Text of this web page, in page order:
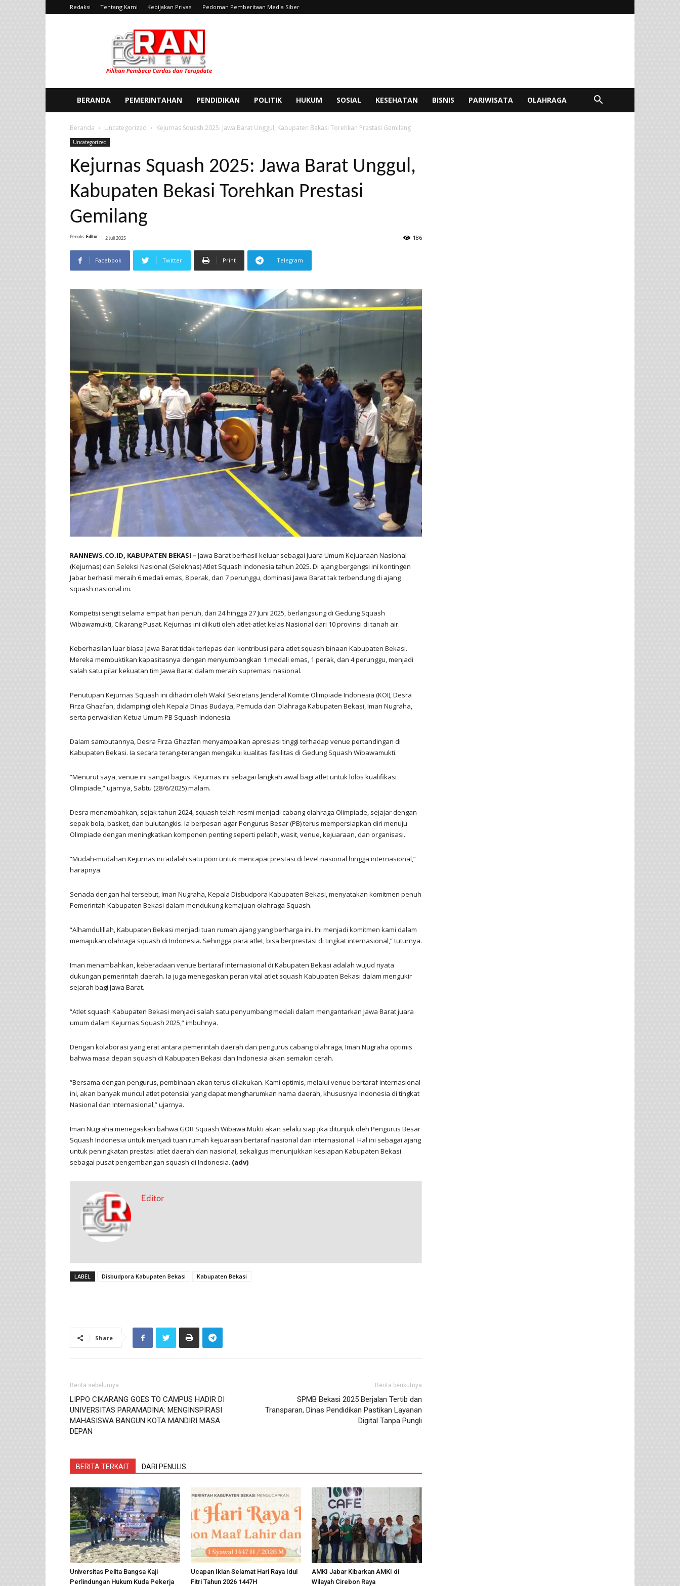
Redaksi Tentang Kami Kebijakan Privasi Pedoman Pemberitaan Media Siber
News
BERANDA PEMERINTAHAN PENDIDIKAN POLITIK HUKUM SOSIAL KESEHATAN BISNIS PARIWISATA OLAHRAGA
Beranda Uncategorized Kejurnas Squash 2025: Jawa Barat Unggul, Kabupaten Bekasi Torehkan Prestasi Gemilang
Uncategorized
Kejurnas Squash 2025: Jawa Barat Unggul,
Kabupaten Bekasi Torehkan Prestasi
Gemilang
Penulis Editor - 2 Juli 2025 186
Facebook Twitter Print Telegram
RANNEWS.CO.ID, KABUPATEN BEKASI – Jawa Barat berhasil keluar sebagai Juara Umum Kejuaraan Nasional
(Kejurnas) dan Seleksi Nasional (Seleknas) Atlet Squash Indonesia tahun 2025. Di ajang bergengsi ini kontingen
Jabar berhasil meraih 6 medali emas, 8 perak, dan 7 perunggu, dominasi Jawa Barat tak terbendung di ajang
squash nasional ini.
Kompetisi sengit selama empat hari penuh, dari 24 hingga 27 Juni 2025, berlangsung di Gedung Squash
Wibawamukti, Cikarang Pusat. Kejurnas ini diikuti oleh atlet-atlet kelas Nasional dari 10 provinsi di tanah air.
Keberhasilan luar biasa Jawa Barat tidak terlepas dari kontribusi para atlet squash binaan Kabupaten Bekasi.
Mereka membuktikan kapasitasnya dengan menyumbangkan 1 medali emas, 1 perak, dan 4 perunggu, menjadi
salah satu pilar kekuatan tim Jawa Barat dalam meraih supremasi nasional.
Penutupan Kejurnas Squash ini dihadiri oleh Wakil Sekretaris Jenderal Komite Olimpiade Indonesia (KOI), Desra
Firza Ghazfan, didampingi oleh Kepala Dinas Budaya, Pemuda dan Olahraga Kabupaten Bekasi, Iman Nugraha,
serta perwakilan Ketua Umum PB Squash Indonesia.
Dalam sambutannya, Desra Firza Ghazfan menyampaikan apresiasi tinggi terhadap venue pertandingan di
Kabupaten Bekasi. Ia secara terang-terangan mengakui kualitas fasilitas di Gedung Squash Wibawamukti.
“Menurut saya, venue ini sangat bagus. Kejurnas ini sebagai langkah awal bagi atlet untuk lolos kualifikasi
Olimpiade,” ujarnya, Sabtu (28/6/2025) malam.
Desra menambahkan, sejak tahun 2024, squash telah resmi menjadi cabang olahraga Olimpiade, sejajar dengan
sepak bola, basket, dan bulutangkis. Ia berpesan agar Pengurus Besar (PB) terus mempersiapkan diri menuju
Olimpiade dengan meningkatkan komponen penting seperti pelatih, wasit, venue, kejuaraan, dan organisasi.
“Mudah-mudahan Kejurnas ini adalah satu poin untuk mencapai prestasi di level nasional hingga internasional,”
harapnya.
Senada dengan hal tersebut, Iman Nugraha, Kepala Disbudpora Kabupaten Bekasi, menyatakan komitmen penuh
Pemerintah Kabupaten Bekasi dalam mendukung kemajuan olahraga Squash.
“Alhamdulillah, Kabupaten Bekasi menjadi tuan rumah ajang yang berharga ini. Ini menjadi komitmen kami dalam
memajukan olahraga squash di Indonesia. Sehingga para atlet, bisa berprestasi di tingkat internasional,” tuturnya.
Iman menambahkan, keberadaan venue bertaraf internasional di Kabupaten Bekasi adalah wujud nyata
dukungan pemerintah daerah. Ia juga menegaskan peran vital atlet squash Kabupaten Bekasi dalam mengukir
sejarah bagi Jawa Barat.
“Atlet squash Kabupaten Bekasi menjadi salah satu penyumbang medali dalam mengantarkan Jawa Barat juara
umum dalam Kejurnas Squash 2025,” imbuhnya.
Dengan kolaborasi yang erat antara pemerintah daerah dan pengurus cabang olahraga, Iman Nugraha optimis
bahwa masa depan squash di Kabupaten Bekasi dan Indonesia akan semakin cerah.
“Bersama dengan pengurus, pembinaan akan terus dilakukan. Kami optimis, melalui venue bertaraf internasional
ini, akan banyak muncul atlet potensial yang dapat mengharumkan nama daerah, khususnya Indonesia di tingkat
Nasional dan Internasional,” ujarnya.
Iman Nugraha menegaskan bahwa GOR Squash Wibawa Mukti akan selalu siap jika ditunjuk oleh Pengurus Besar
Squash Indonesia untuk menjadi tuan rumah kejuaraan bertaraf nasional dan internasional. Hal ini sebagai ajang
untuk peningkatan prestasi atlet daerah dan nasional, sekaligus menunjukkan kesiapan Kabupaten Bekasi
sebagai pusat pengembangan squash di Indonesia. (adv)
Editor
LABEL Disbudpora Kabupaten Bekasi Kabupaten Bekasi
Share
Berita sebelumya
LIPPO CIKARANG GOES TO CAMPUS HADIR DI
UNIVERSITAS PARAMADINA: MENGINSPIRASI
MAHASISWA BANGUN KOTA MANDIRI MASA
DEPAN
Berita berikutnya
SPMB Bekasi 2025 Berjalan Tertib dan
Transparan, Dinas Pendidikan Pastikan Layanan
Digital Tanpa Pungli
BERITA TERKAIT DARI PENULIS
Universitas Pelita Bangsa Kaji
Perlindungan Hukum Kuda Pekerja
Ucapan Iklan Selamat Hari Raya Idul
Fitri Tahun 2026 1447H
AMKI Jabar Kibarkan AMKI di
Wilayah Cirebon Raya